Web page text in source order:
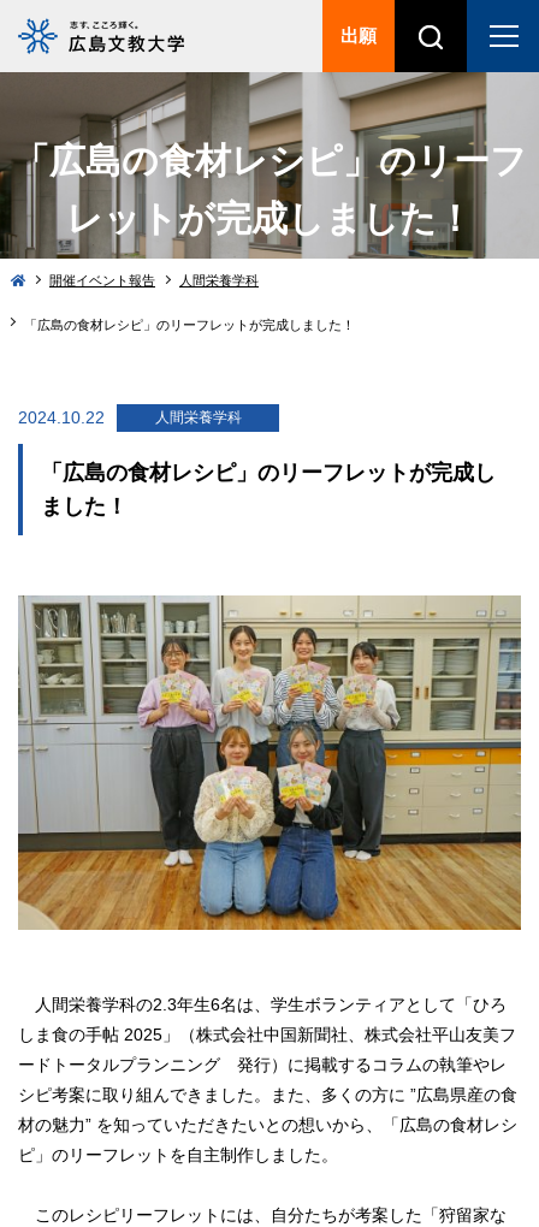
「広島の食材レシピ」のリーフ
レットが完成しました！
開催イベント報告 人間栄養学科
「広島の食材レシピ」のリーフレットが完成しました！
2024.10.22 人間栄養学科
「広島の食材レシピ」のリーフレットが完成し
ました！
人間栄養学科の2.3年生6名は、学生ボランティアとして「ひろ
しま食の手帖 2025」（株式会社中国新聞社、株式会社平山友美フ
ードトータルプランニング 発行）に掲載するコラムの執筆やレ
シピ考案に取り組んできました。また、多くの方に ”広島県産の食
材の魅力” を知っていただきたいとの想いから、「広島の食材レシ
ピ」のリーフレットを自主制作しました。
このレシピリーフレットには、自分たちが考案した「狩留家な
出願